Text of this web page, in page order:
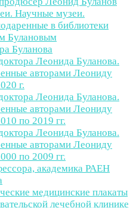
Научные музеи.
в библиотеки
Булановым
Буланова
Леонида Буланова.
авторами Леониду
г.
Леонида Буланова.
авторами Леониду
по 2019 гг.
Леонида Буланова.
авторами Леониду
по 2009 гг.
академика РАЕН
медицинские плакаты
лечебной клинике